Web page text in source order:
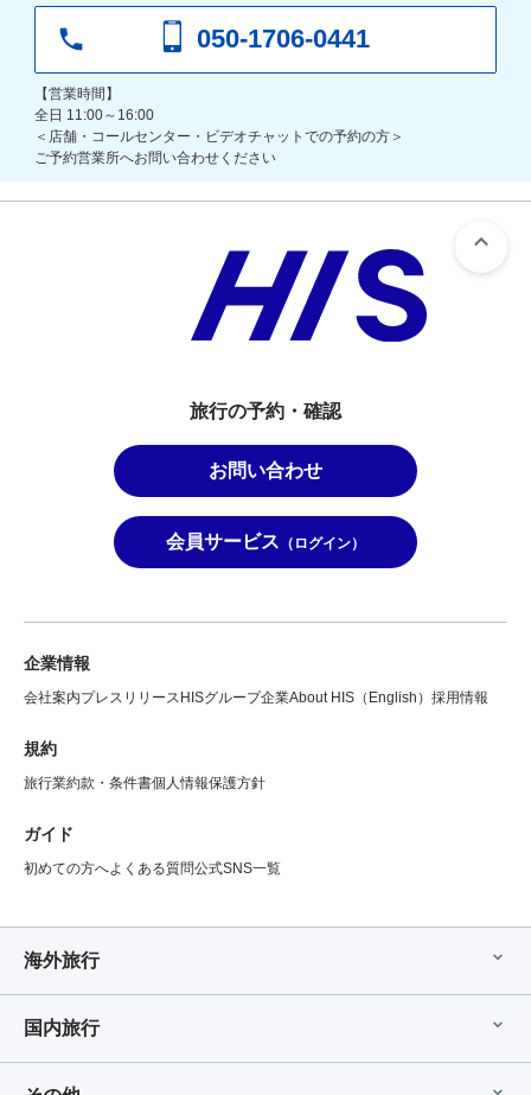
050-1706-0441
【営業時間】
全日 11:00～16:00
＜店舗・コールセンター・ビデオチャットでの予約の方＞
ご予約営業所へお問い合わせください
旅行の予約・確認
お問い合わせ
会員サービス （ログイン）
企業情報
会社案内プレスリリース HISグループ企業About HIS（English） 採用情報
規約
旅行業約款・条件書個人情報保護方針
ガイド
初めての方へよくある質問公式SNS一覧
海外旅行
国内旅行